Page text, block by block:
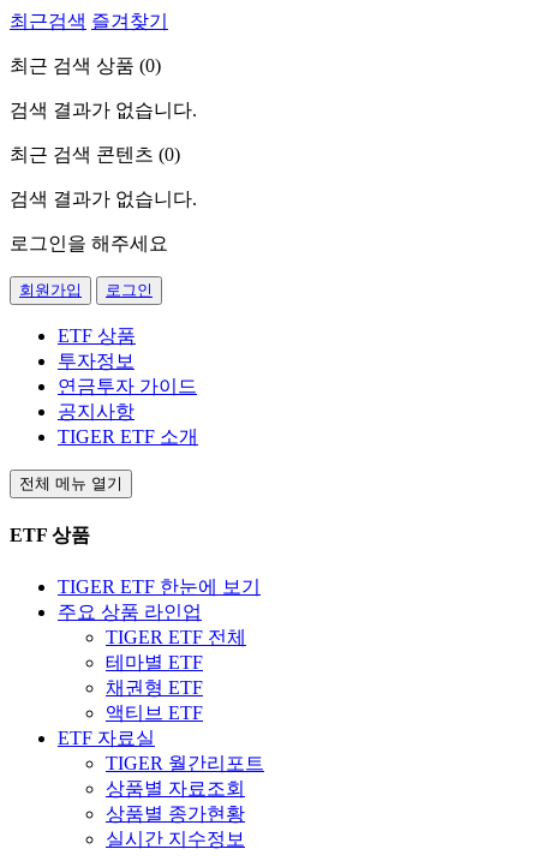
최근검색 즐겨찾기
최근 검색 상품 (0)
검색 결과가 없습니다.
최근 검색 콘텐츠 (0)
검색 결과가 없습니다.
로그인을 해주세요
회원가입 로그인
ETF 상품
투자정보
연금투자 가이드
공지사항
TIGER ETF 소개
전체 메뉴 열기
ETF 상품
TIGER ETF 한눈에 보기
주요 상품 라인업
TIGER ETF 전체
테마별 ETF
채권형 ETF
액티브 ETF
ETF 자료실
TIGER 월간리포트
상품별 자료조회
상품별 종가현황
실시간 지수정보